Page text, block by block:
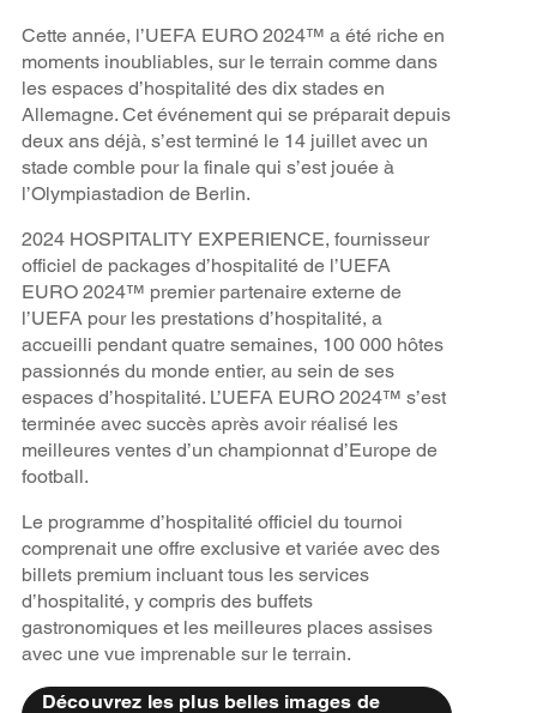
Cette année, l’UEFA EURO 2024™ a été riche en
moments inoubliables, sur le terrain comme dans
les espaces d’hospitalité des dix stades en
Allemagne. Cet événement qui se préparait depuis
deux ans déjà, s’est terminé le 14 juillet avec un
stade comble pour la finale qui s’est jouée à
l’Olympiastadion de Berlin.
2024 HOSPITALITY EXPERIENCE, fournisseur
officiel de packages d’hospitalité de l’UEFA
EURO 2024™ premier partenaire externe de
l’UEFA pour les prestations d’hospitalité, a
accueilli pendant quatre semaines, 100 000 hôtes
passionnés du monde entier, au sein de ses
espaces d’hospitalité. L’UEFA EURO 2024™ s’est
terminée avec succès après avoir réalisé les
meilleures ventes d’un championnat d’Europe de
football.
Le programme d’hospitalité officiel du tournoi
comprenait une offre exclusive et variée avec des
billets premium incluant tous les services
d’hospitalité, y compris des buffets
gastronomiques et les meilleures places assises
avec une vue imprenable sur le terrain.
Découvrez les plus belles images de